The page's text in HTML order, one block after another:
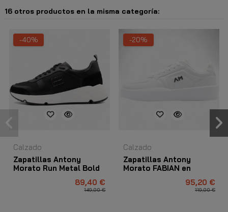
16 otros productos en la misma categoría:
-40%
Calzado
Zapatillas Antony
Morato Run Metal Bold
89,40 €
149,00 €
-20%
Calzado
Zapatillas Antony
Morato FABIAN en
95,20 €
119,00 €